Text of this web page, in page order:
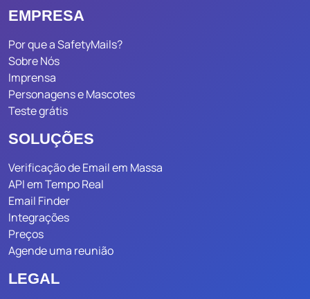
EMPRESA
Por que a SafetyMails?
Sobre Nós
Imprensa
Personagens e Mascotes
Teste grátis
SOLUÇÕES
Verificação de Email em Massa
API em Tempo Real
Email Finder
Integrações
Preços
Agende uma reunião
LEGAL